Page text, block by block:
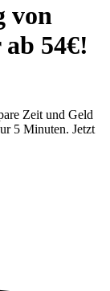
von
54€!
Zeit und Geld
5 Minuten. Jetzt